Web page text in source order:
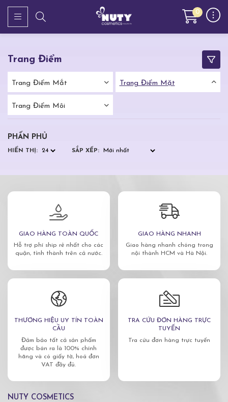
0
Trang Điểm
Trang Điểm Mắt Trang Điểm Mặt
Trang Điểm Môi
PHẤN PHỦ
HIỂN THỊ: SẮP XẾP:
GIAO HÀNG TOÀN QUỐC
Hỗ trợ phí ship rẻ nhất cho các
quận, tỉnh thành trên cả nước.
GIAO HÀNG NHANH
Giao hàng nhanh chóng trong
nội thành HCM và Hà Nội.
THƯƠNG HIỆU UY TÍN TOÀN
CẦU
Đảm bảo tất cả sản phẩm
được bán ra là 100% chính
hãng và có giấy tờ, hoá đơn
VAT đầy đủ.
TRA CỨU ĐƠN HÀNG TRỰC
TUYẾN
Tra cứu đơn hàng trực tuyến
NUTY COSMETICS